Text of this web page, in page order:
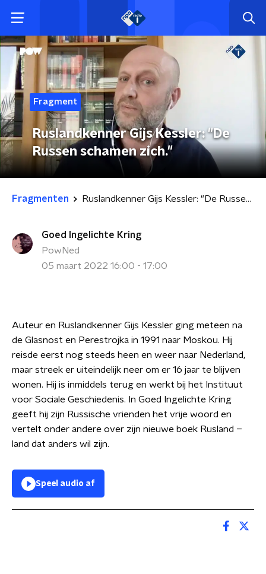
Fragment
Ruslandkenner Gijs Kessler: "De
Russen schamen zich."
Fragmenten Ruslandkenner Gijs Kessler: "De Russen schamen zich."
Goed Ingelichte Kring
PowNed
05 maart 2022 16:00 - 17:00
Auteur en Ruslandkenner Gijs Kessler ging meteen na
de Glasnost en Perestrojka in 1991 naar Moskou. Hij
reisde eerst nog steeds heen en weer naar Nederland,
maar streek er uiteindelijk neer om er 16 jaar te blijven
wonen. Hij is inmiddels terug en werkt bij het Instituut
voor Sociale Geschiedenis. In Goed Ingelichte Kring
geeft hij zijn Russische vrienden het vrije woord en
vertelt onder andere over zijn nieuwe boek Rusland –
land dat anders wil zijn.
Speel audio af